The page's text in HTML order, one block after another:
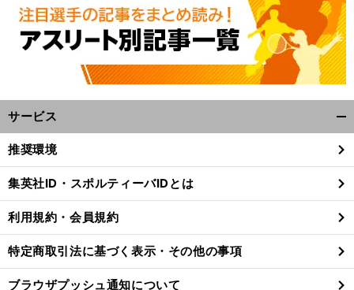
サービス
閉
る
推奨環境
集英社ID・スポルティーバIDとは
利用規約・会員規約
特定商取引法に基づく表示・その他の事項
ブラウザプッシュ通知について